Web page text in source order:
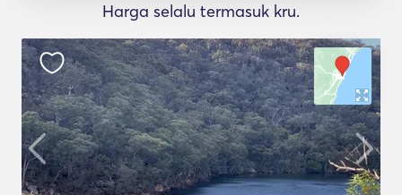
Harga selalu termasuk kru.